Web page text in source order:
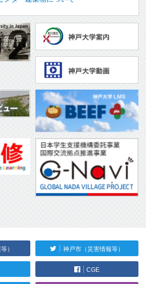
） 神戸市（災害情報等）
CGE